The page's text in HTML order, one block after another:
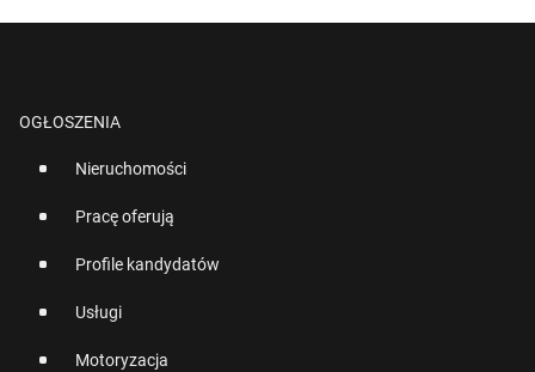
OGŁOSZENIA
Nieruchomości
Pracę oferują
Profile kandydatów
Usługi
Motoryzacja